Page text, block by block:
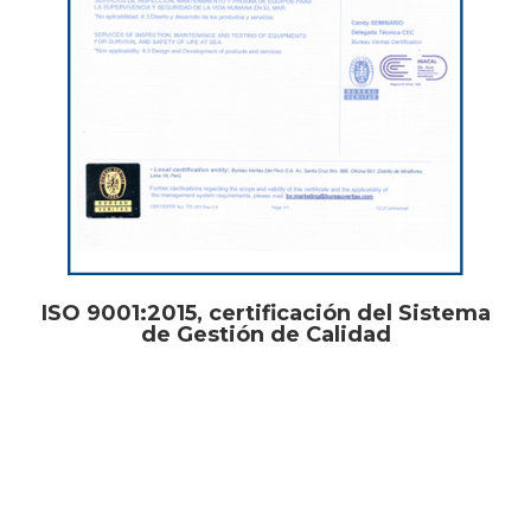
ISO 9001:2015, certificación del Sistema
de Gestión de Calidad